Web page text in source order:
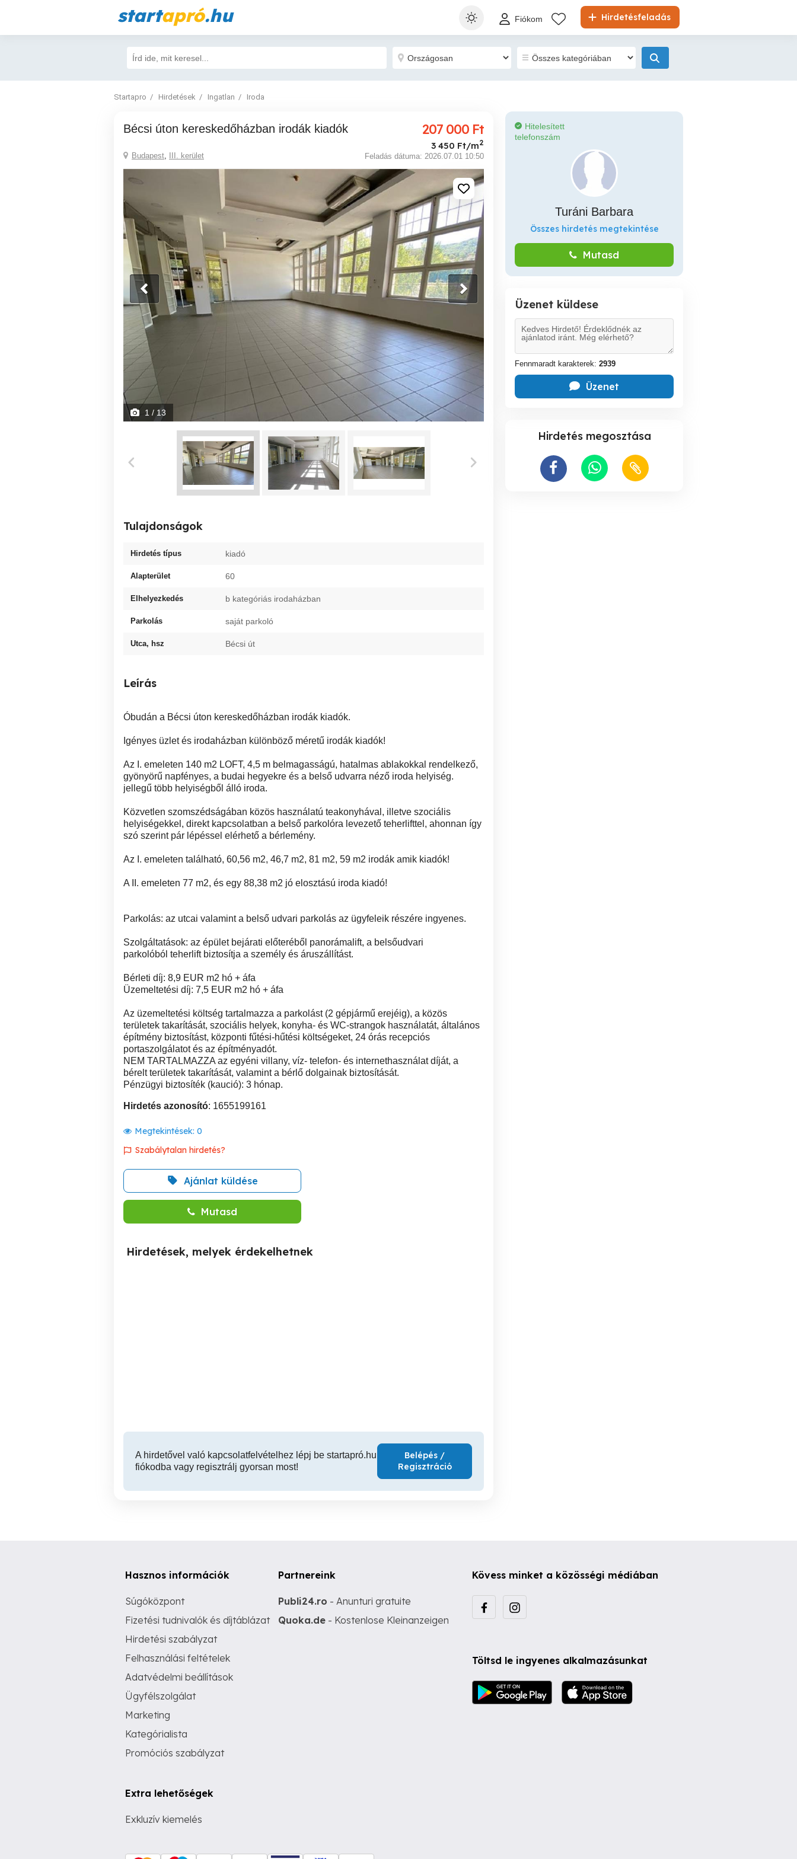
startapró.hu Hirdetésfeladás
Fiókom
Startapro Hirdetések Ingatlan Iroda
Bécsi úton kereskedőházban irodák kiadók 207 000 Ft
3 450 Ft/m2
Budapest
III. kerület Feladás dátuma: 2026.07.01 10:50
1 / 13
Tulajdonságok
Hirdetés típus kiadó
Alapterület 60
Elhelyezkedés b kategóriás irodaházban
Parkolás saját parkoló
Utca, hsz Bécsi út
Leírás
Óbudán a Bécsi úton kereskedőházban irodák kiadók.
Igényes üzlet és irodaházban különböző méretű irodák kiadók!
Az I. emeleten 140 m2 LOFT, 4,5 m belmagasságú, hatalmas ablakokkal rendelkező,
gyönyörű napfényes, a budai hegyekre és a belső udvarra néző iroda helyiség.
jellegű több helyiségből álló iroda.
Közvetlen szomszédságában közös használatú teakonyhával, illetve szociális
helyiségekkel, direkt kapcsolatban a belső parkolóra levezető teherlifttel, ahonnan így
szó szerint pár lépéssel elérhető a bérlemény.
Az I. emeleten található, 60,56 m2, 46,7 m2, 81 m2, 59 m2 irodák amik kiadók!
A II. emeleten 77 m2, és egy 88,38 m2 jó elosztású iroda kiadó!
Parkolás: az utcai valamint a belső udvari parkolás az ügyfeleik részére ingyenes.
Szolgáltatások: az épület bejárati előteréből panorámalift, a belsőudvari
parkolóból teherlift biztosítja a személy és áruszállítást.
Bérleti díj: 8,9 EUR m2 hó + áfa
Üzemeltetési díj: 7,5 EUR m2 hó + áfa
Az üzemeltetési költség tartalmazza a parkolást (2 gépjármű erejéig), a közös
területek takarítását, szociális helyek, konyha- és WC-strangok használatát, általános
építmény biztosítást, központi fűtési-hűtési költségeket, 24 órás recepciós
portaszolgálatot és az építményadót.
NEM TARTALMAZZA az egyéni villany, víz- telefon- és internethasználat díját, a
bérelt területek takarítását, valamint a bérlő dolgainak biztosítását.
Pénzügyi biztosíték (kaució): 3 hónap.
Hirdetés azonosító: 1655199161
Megtekintések: 0
Szabálytalan hirdetés?
Ajánlat küldése
Mutasd
Hirdetések, melyek érdekelhetnek
A hirdetővel való kapcsolatfelvételhez lépj be startapró.hu
fiókodba vagy regisztrálj gyorsan most!
Belépés /
Regisztráció
Hitelesített
telefonszám
Turáni Barbara
Összes hirdetés megtekintése
Mutasd
Üzenet küldese
Fennmaradt karakterek: 2939
Üzenet
Hirdetés megosztása
Hasznos információk
Súgóközpont
Fizetési tudnivalók és díjtáblázat
Hirdetési szabályzat
Felhasználási feltételek
Adatvédelmi beállítások
Ügyfélszolgálat
Marketing
Kategórialista
Promóciós szabályzat
Extra lehetőségek
Exkluzív kiemelés
Partnereink
Publi24.ro - Anunturi gratuite
Quoka.de - Kostenlose Kleinanzeigen
Kövess minket a közösségi médiában
Töltsd le ingyenes alkalmazásunkat